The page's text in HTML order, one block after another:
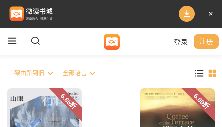
登录 注册